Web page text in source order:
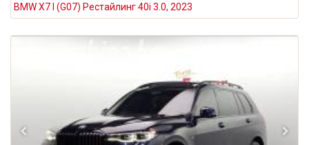
BMW X7 I (G07) Рестайлинг 40i 3.0, 2023